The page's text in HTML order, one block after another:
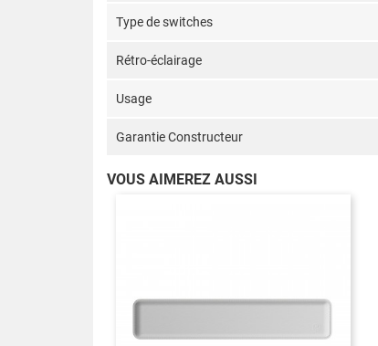
Type de switches
Rétro-éclairage
Usage
Garantie Constructeur
VOUS AIMEREZ AUSSI